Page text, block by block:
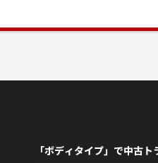
「ボディタイプ」で中古ト